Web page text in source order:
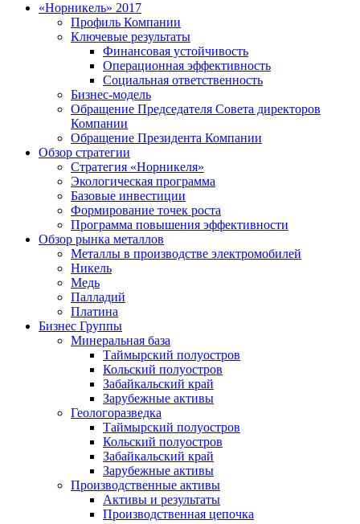
«Норникель» 2017
Профиль Компании
Ключевые результаты
Финансовая устойчивость
Операционная эффективность
Социальная ответственность
Бизнес-модель
Обращение Председателя Совета директоров
Компании
Обращение Президента Компании
Обзор стратегии
Стратегия «Норникеля»
Экологическая программа
Базовые инвестиции
Формирование точек роста
Программа повышения эффективности
Обзор рынка металлов
Металлы в производстве электромобилей
Никель
Медь
Палладий
Платина
Бизнес Группы
Минеральная база
Таймырский полуостров
Кольский полуостров
Забайкальский край
Зарубежные активы
Геологоразведка
Таймырский полуостров
Кольский полуостров
Забайкальский край
Зарубежные активы
Производственные активы
Активы и результаты
Производственная цепочка